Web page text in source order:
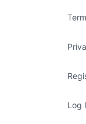
Log